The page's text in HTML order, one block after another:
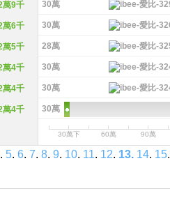
萬9千 30萬
萬6千 30萬
萬5千 28萬
萬4千 30萬
萬4千 30萬
萬4千 30萬
30萬下 60萬 90萬
. 5. 6. 7. 8. 9. 10. 11. 12. 13. 14. 15.